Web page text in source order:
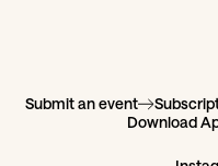
Submit an event
Download